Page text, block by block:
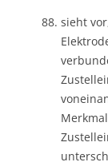
sieht